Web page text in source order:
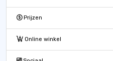
Prijzen
Online winkel